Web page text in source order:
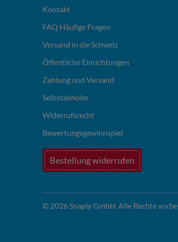
Kontakt
FAQ Häufige Fragen
Versand in die Schweiz
Öffentliche Einrichtungen
Zahlung und Versand
Selbstabholer
Widerrufsrecht
Bewertungsgewinnspiel
Bestellung widerrufen
© 2026 Snaply GmbH. Alle Rechte